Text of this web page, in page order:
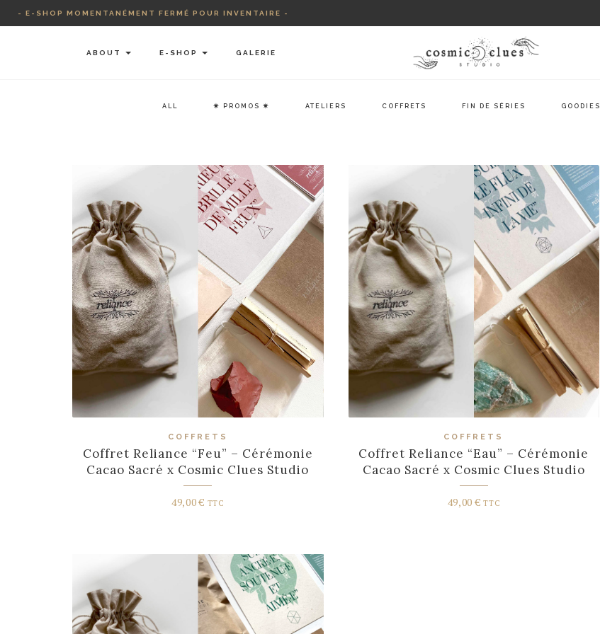
Skip
to
- E-SHOP MOMENTANÉMENT FERMÉ POUR INVENTAIRE -
ABOUT E-SHOP GALERIE
ALL ✷ PROMOS ✷ ATELIERS COFFRETS FIN DE SÉRIES GOODIES
COFFRETS
Coffret Reliance “Feu” – Cérémonie
Cacao Sacré x Cosmic Clues Studio
49,00€ TTC
COFFRETS
Coffret Reliance “Eau” – Cérémonie
Cacao Sacré x Cosmic Clues Studio
49,00€ TTC